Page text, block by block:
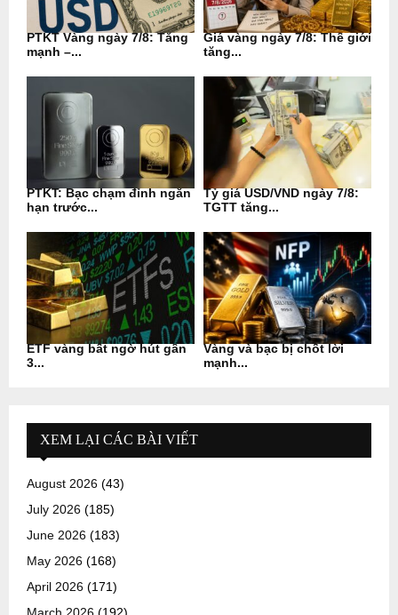
PTKT Vàng ngày 7/8: Tăng
mạnh –...
Giá vàng ngày 7/8: Thế giới
tăng...
PTKT: Bạc chạm đỉnh ngắn
hạn trước...
Tỷ giá USD/VND ngày 7/8:
TGTT tăng...
ETF vàng bất ngờ hút gần
3...
Vàng và bạc bị chốt lời
mạnh...
XEM LẠI CÁC BÀI VIẾT
August 2026 (43)
July 2026 (185)
June 2026 (183)
May 2026 (168)
April 2026 (171)
March 2026 (192)